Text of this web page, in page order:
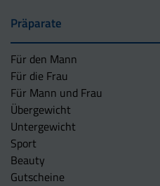
Präparate
Für den Mann
Für die Frau
Für Mann und Frau
Übergewicht
Untergewicht
Sport
Beauty
Gutscheine